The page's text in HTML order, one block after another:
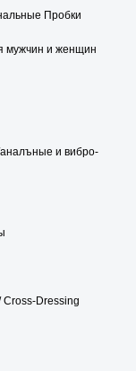
Пробки
мужчин и женщин
и вибро-
Cross-Dressing